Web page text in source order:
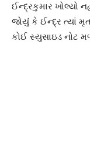
ઈન્દ્રકુમાર ખોલ્યો
જોયું કે ઈન્દ્ર ત્યાં
કોઈ સ્યુસાઇડ નોટ